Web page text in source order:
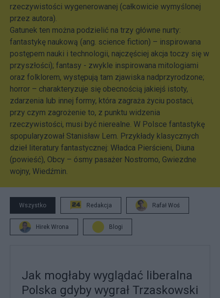
rzeczywistości wygenerowanej (całkowicie wymyślonej
przez autora).
Gatunek ten można podzielić na trzy główne nurty:
fantastykę naukową (ang. science fiction) – inspirowana
postępem nauki i technologii, najczęściej akcja toczy się w
przyszłości); fantasy - zwykle inspirowana mitologiami
oraz folklorem, występują tam zjawiska nadprzyrodzone;
horror – charakteryzuje się obecnością jakiejś istoty,
zdarzenia lub innej formy, która zagraża życiu postaci,
przy czym zagrożenie to, z punktu widzenia
rzeczywistości, musi być nierealne. W Polsce fantastykę
spopularyzował Stanisław Lem. Przykłady klasycznych
dzieł literatury fantastycznej: Władca Pierścieni, Diuna
(powieść), Obcy – ósmy pasażer Nostromo, Gwiezdne
wojny, Wiedźmin.
Wszystko Redakcja Rafał Woś
Hirek Wrona Blogi
Jak mogłaby wyglądać liberalna
Polska gdyby wygrał Trzaskowski